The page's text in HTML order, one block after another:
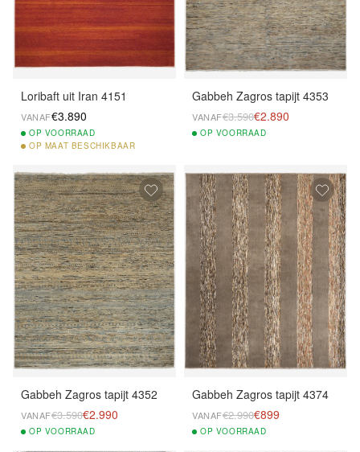
Loribaft uit Iran 4151
VANAF€3.890
OP VOORRAAD
OP MAAT BESCHIKBAAR
Gabbeh Zagros tapijt 4353
VANAF€3.590€2.890
OP VOORRAAD
Gabbeh Zagros tapijt 4352
VANAF€3.590€2.990
OP VOORRAAD
Gabbeh Zagros tapijt 4374
VANAF€2.990€899
OP VOORRAAD